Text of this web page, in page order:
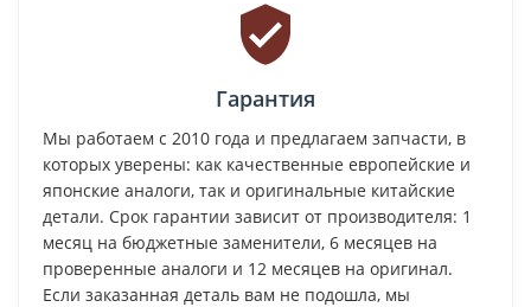
Гарантия
Мы работаем с 2010 года и предлагаем запчасти, в
которых уверены: как качественные европейские и
японские аналоги, так и оригинальные китайские
детали. Срок гарантии зависит от производителя: 1
месяц на бюджетные заменители, 6 месяцев на
проверенные аналоги и 12 месяцев на оригинал.
Если заказанная деталь вам не подошла, мы